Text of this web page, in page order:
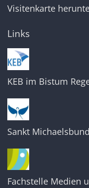
Visitenkarte
Links
KEB im Bistum
Sankt
Fachstelle Medien